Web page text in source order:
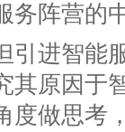
务阵营的
引进智能
其原因于
度做思考